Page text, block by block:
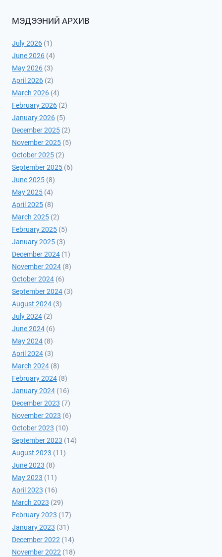
МЭДЭЭНИЙ АРХИВ
July 2026 (1)
June 2026 (4)
May 2026 (3)
April 2026 (2)
March 2026 (4)
February 2026 (2)
January 2026 (5)
December 2025 (2)
November 2025 (5)
October 2025 (2)
September 2025 (6)
June 2025 (8)
May 2025 (4)
April 2025 (8)
March 2025 (2)
February 2025 (5)
January 2025 (3)
December 2024 (1)
November 2024 (8)
October 2024 (6)
September 2024 (3)
August 2024 (3)
July 2024 (2)
June 2024 (6)
May 2024 (8)
April 2024 (3)
March 2024 (8)
February 2024 (8)
January 2024 (16)
December 2023 (7)
November 2023 (6)
October 2023 (10)
September 2023 (14)
August 2023 (11)
June 2023 (8)
May 2023 (11)
April 2023 (16)
March 2023 (29)
February 2023 (17)
January 2023 (31)
December 2022 (14)
November 2022 (18)